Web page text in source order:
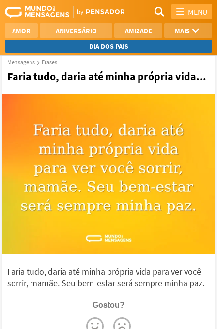
MENU
AMOR ANIVERSÁRIO AMIZADE
MAIS
DIA DOS PAIS
REFLEXÃO
AGRADECIMENTO
Mensagens Frases
Faria tudo, daria até minha própria vida...
Faria tudo, daria até minha própria vida para ver você
sorrir, mamãe. Seu bem-estar será sempre minha paz.
Gostou?